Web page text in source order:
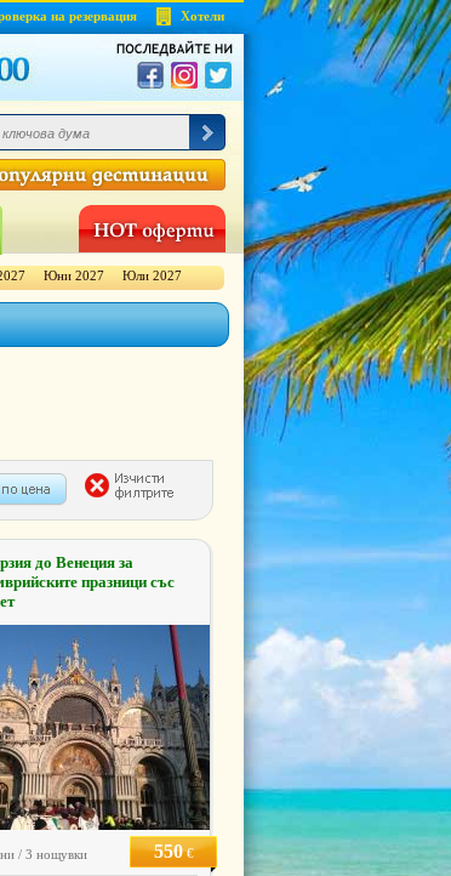
на резервация Хотели
Юни 2027 Юли 2027
до Венеция за
празници със
/ 3 нощувки 550€